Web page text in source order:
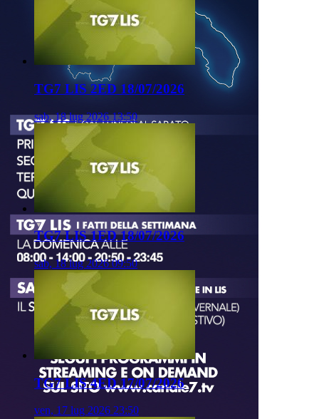
TG7 LIS 2ED 18/07/2026
sab, 18 lug 2026 13:50
TG7 LIS 1ED 18/07/2026
sab, 18 lug 2026 09:50
TG7 LIS 4ED 17/07/2026
ven, 17 lug 2026 23:50